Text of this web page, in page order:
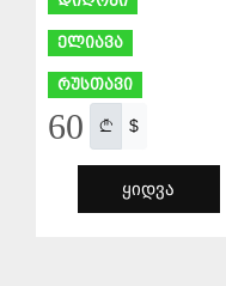
ელიავა
რუსთავი
60 $
ᲧᲘᲓᲕᲐ